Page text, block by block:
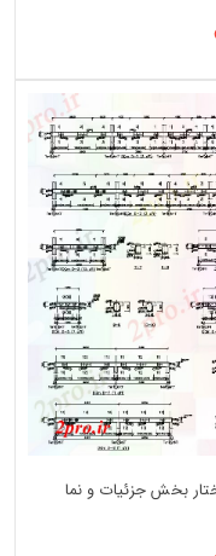
بخش جزئیات و نما